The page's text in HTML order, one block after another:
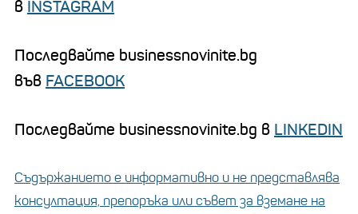
в INSTAGRAM
Последвайте businessnovinite.bg
във FACEBOOK
Последвайте businessnovinite.bg в LINKEDIN
Съдържанието е информативно и не представлява
консултация, препоръка или съвет за вземане на